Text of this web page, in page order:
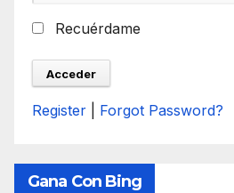
Recuérdame
Register Forgot Password?
Gana Con Bing